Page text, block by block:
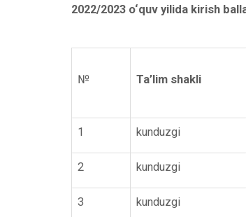
2022/2023 o‘quv yilida kirish
№ Ta’lim shakli
1 kunduzgi
2 kunduzgi
3 kunduzgi